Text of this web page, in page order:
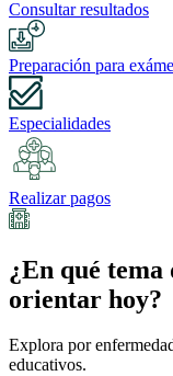
Consultar resultados
Preparación para
Especialidades
Realizar pagos
¿En qué tema
orientar hoy?
Explora por
educativos.